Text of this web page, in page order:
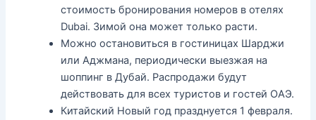
стоимость бронирования номеров в отелях
Dubai. Зимой она может только расти.
Можно остановиться в гостиницах Шарджи
или Аджмана, периодически выезжая на
шоппинг в Дубай. Распродажи будут
действовать для всех туристов и гостей ОАЭ.
Китайский Новый год празднуется 1 февраля.